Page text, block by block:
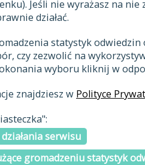
Jeśli nie wyrażasz na
działać.
statystyk
czy zezwolić na
wyboru kliknij w
znajdziesz w Polityce
serwisu
gromadzeniu statystyk
J K L Ł M